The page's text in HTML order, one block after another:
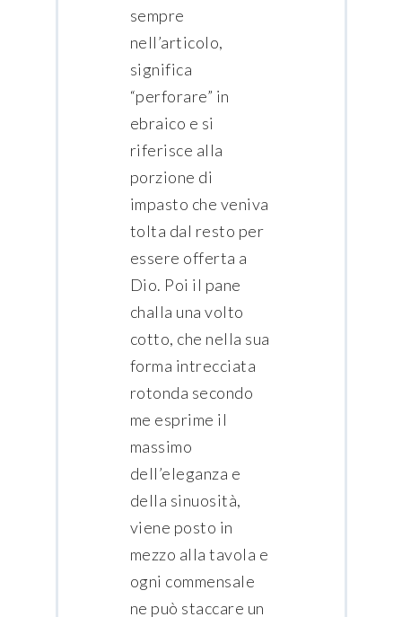
sempre
nell’articolo,
significa
“perforare” in
ebraico e si
riferisce alla
porzione di
impasto che veniva
tolta dal resto per
essere offerta a
Dio. Poi il pane
challa una volto
cotto, che nella sua
forma intrecciata
rotonda secondo
me esprime il
massimo
dell’eleganza e
della sinuosità,
viene posto in
mezzo alla tavola e
ogni commensale
ne può staccare un